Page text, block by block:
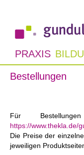
PRAXIS
Bestellungen
Für
https://www.thekla.de/
Die Preise der
jeweiligen